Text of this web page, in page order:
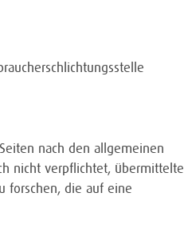
nach den allgemeinen
nicht verpflichtet, übermittelte
forschen, die auf eine